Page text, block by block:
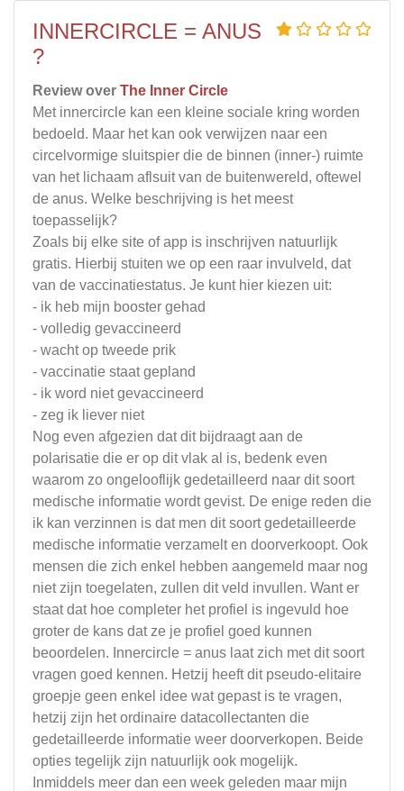
INNERCIRCLE = ANUS
?
Review over The Inner Circle
Met innercircle kan een kleine sociale kring worden
bedoeld. Maar het kan ook verwijzen naar een
circelvormige sluitspier die de binnen (inner-) ruimte
van het lichaam aflsuit van de buitenwereld, oftewel
de anus. Welke beschrijving is het meest
toepasselijk?
Zoals bij elke site of app is inschrijven natuurlijk
gratis. Hierbij stuiten we op een raar invulveld, dat
van de vaccinatiestatus. Je kunt hier kiezen uit:
- ik heb mijn booster gehad
- volledig gevaccineerd
- wacht op tweede prik
- vaccinatie staat gepland
- ik word niet gevaccineerd
- zeg ik liever niet
Nog even afgezien dat dit bijdraagt aan de
polarisatie die er op dit vlak al is, bedenk even
waarom zo ongelooflijk gedetailleerd naar dit soort
medische informatie wordt gevist. De enige reden die
ik kan verzinnen is dat men dit soort gedetailleerde
medische informatie verzamelt en doorverkoopt. Ook
mensen die zich enkel hebben aangemeld maar nog
niet zijn toegelaten, zullen dit veld invullen. Want er
staat dat hoe completer het profiel is ingevuld hoe
groter de kans dat ze je profiel goed kunnen
beoordelen. Innercircle = anus laat zich met dit soort
vragen goed kennen. Hetzij heeft dit pseudo-elitaire
groepje geen enkel idee wat gepast is te vragen,
hetzij zijn het ordinaire datacollectanten die
gedetailleerde informatie weer doorverkopen. Beide
opties tegelijk zijn natuurlijk ook mogelijk.
Inmiddels meer dan een week geleden maar mijn